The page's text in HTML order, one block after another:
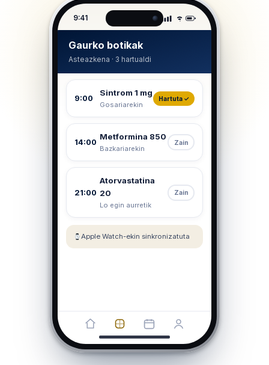
9:41
Gaurko botikak
Asteazkena · 3 hartualdi
9:00
Sintrom 1 mg
Gosariarekin
Hartuta ✓
14:00
Metformina 850
Bazkariarekin
Zain
21:00
Atorvastatina
20
Lo egin aurretik
Zain
Apple Watch-ekin sinkronizatuta